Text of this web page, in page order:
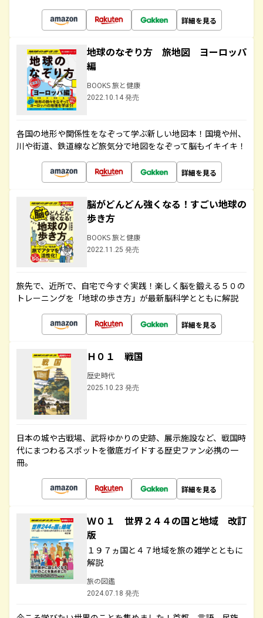
詳細を見る
地球のなぞり方 旅地図 ヨーロッパ
編
BOOKS 旅と健康
2022.10.14 発売
各国の地形や関係性をなぞって学ぶ新しい地図本！国境や州、
川や街道、鉄道線など旅気分で地図をなぞって脳もイキイキ！
詳細を見る
脳がどんどん強くなる！すごい地球の
歩き方
BOOKS 旅と健康
2022.11.25 発売
旅先で、近所で、自宅で今すぐ実践！楽しく脳を鍛える５０の
トレーニングを「地球の歩き方」が最新脳科学とともに解説
詳細を見る
Ｈ０１ 戦国
歴史時代
2025.10.23 発売
日本の城や古戦場、武将ゆかりの史跡、展示施設など、戦国時
代にまつわるスポットを徹底ガイドする歴史ファン必携の一
冊。
詳細を見る
Ｗ０１ 世界２４４の国と地域 改訂
版
１９７ヵ国と４７地域を旅の雑学とともに
解説
旅の図鑑
2024.07.18 発売